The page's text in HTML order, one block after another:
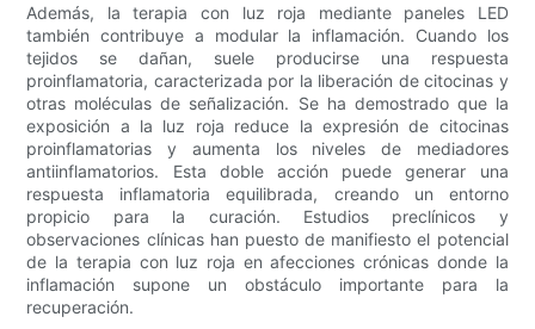
Además, la terapia con luz roja mediante paneles LED
también contribuye a modular la inflamación. Cuando los
tejidos se dañan, suele producirse una respuesta
proinflamatoria, caracterizada por la liberación de citocinas y
otras moléculas de señalización. Se ha demostrado que la
exposición a la luz roja reduce la expresión de citocinas
proinflamatorias y aumenta los niveles de mediadores
antiinflamatorios. Esta doble acción puede generar una
respuesta inflamatoria equilibrada, creando un entorno
propicio para la curación. Estudios preclínicos y
observaciones clínicas han puesto de manifiesto el potencial
de la terapia con luz roja en afecciones crónicas donde la
inflamación supone un obstáculo importante para la
recuperación.